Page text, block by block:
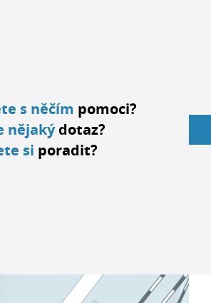
s něčím pomoci?
nějakýdotaz?
si poradit?